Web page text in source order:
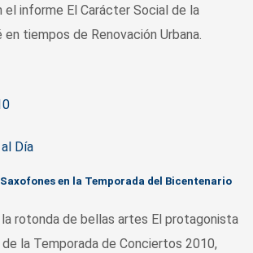
informe El Carácter Social de la
en tiempos de Renovación Urbana.
Día
en la Temporada del Bicentenario
rotonda de bellas artes El protagonista
la Temporada de Conciertos 2010,